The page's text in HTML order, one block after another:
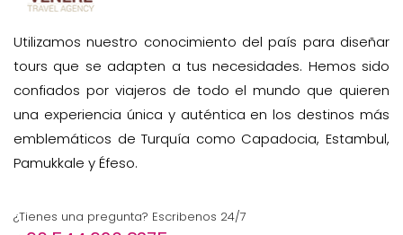
Utilizamos nuestro conocimiento del país para diseñar
tours que se adapten a tus necesidades. Hemos sido
confiados por viajeros de todo el mundo que quieren
una experiencia única y auténtica en los destinos más
emblemáticos de Turquía como Capadocia, Estambul,
Pamukkale y Éfeso.
¿Tienes una pregunta? Escribenos 24/7